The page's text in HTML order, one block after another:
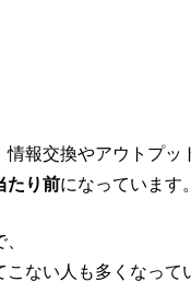
報交換やアウトプッ
たり前になっています。
ない人も多くなって